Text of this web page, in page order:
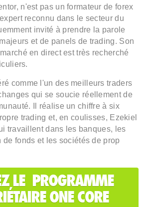
n'est pas un formateur de forex
reconnu dans le secteur du
invité à prendre la parole
et de panels de trading. Son
en direct est très recherché
comme l'un des meilleurs traders
qui se soucie réellement de
Il réalise un chiffre à six
trading et, en coulisses, Ezekiel
travaillent dans les banques, les
de fonds et les sociétés de prop
LE PROGRAMME
ONE CORE